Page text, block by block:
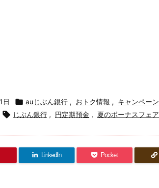
日  auじぶん銀行 , おトク情報 , キャンペーン
 じぶん銀行 , 円定期預金 , 夏のボーナスフェア
LinkedIn Pocket